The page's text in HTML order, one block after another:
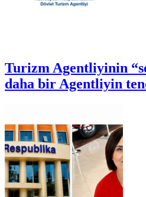
Turizm Agentliyinin
daha bir Agentliyin